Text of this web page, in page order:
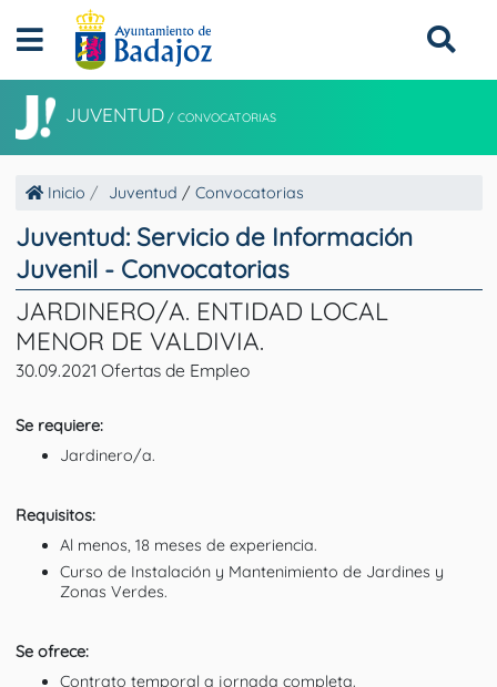
JUVENTUD / CONVOCATORIAS
Inicio Juventud / Convocatorias
Juventud: Servicio de Información
Juvenil - Convocatorias
JARDINERO/A. ENTIDAD LOCAL
MENOR DE VALDIVIA.
30.09.2021 Ofertas de Empleo
Se requiere:
Jardinero/a.
Requisitos:
Al menos, 18 meses de experiencia.
Curso de Instalación y Mantenimiento de Jardines y
Zonas Verdes.
Se ofrece:
Contrato temporal a jornada completa.